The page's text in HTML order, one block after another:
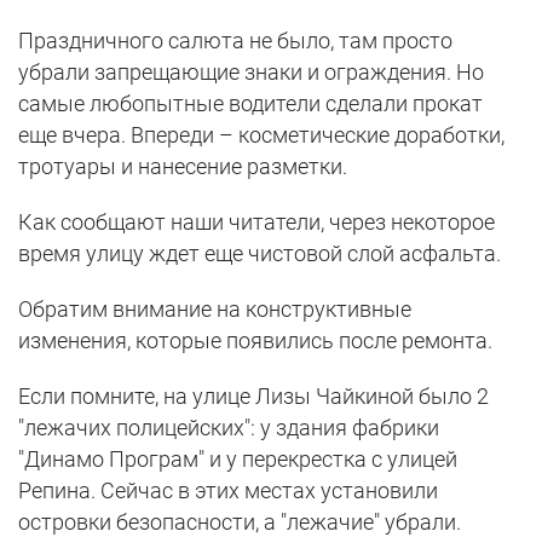
Праздничного салюта не было, там просто
убрали запрещающие знаки и ограждения. Но
самые любопытные водители сделали прокат
еще вчера. Впереди – косметические доработки,
тротуары и нанесение разметки.
Как сообщают наши читатели, через некоторое
время улицу ждет еще чистовой слой асфальта.
Обратим внимание на конструктивные
изменения, которые появились после ремонта.
Если помните, на улице Лизы Чайкиной было 2
"лежачих полицейских": у здания фабрики
"Динамо Програм" и у перекрестка с улицей
Репина. Сейчас в этих местах установили
островки безопасности, а "лежачие" убрали.